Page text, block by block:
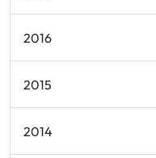
2016
2015
2014